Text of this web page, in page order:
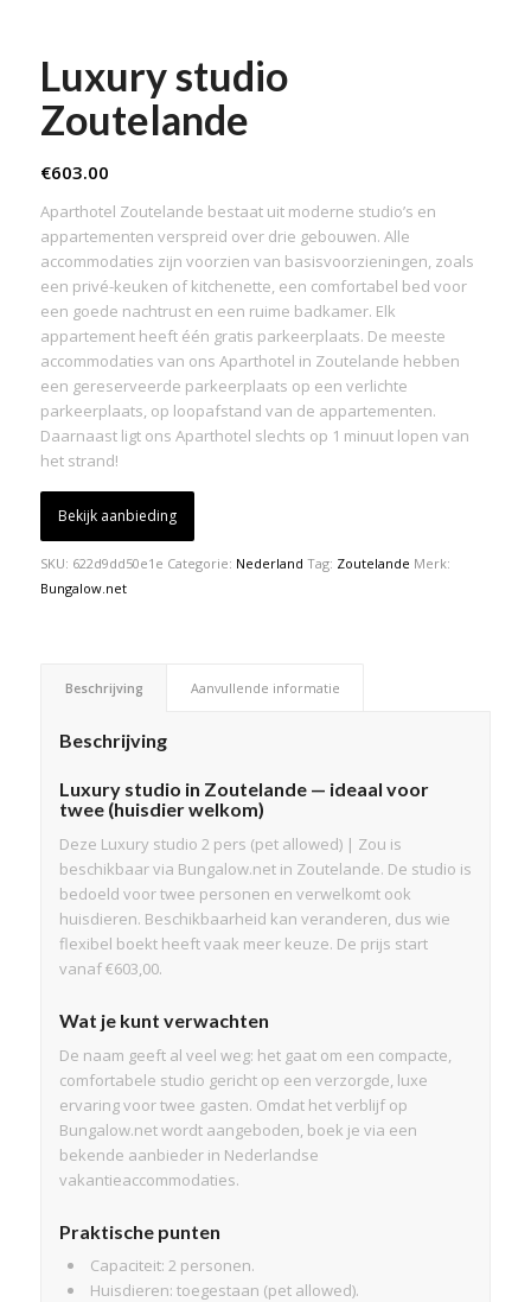
Luxury studio
Zoutelande
€603.00
Aparthotel Zoutelande bestaat uit moderne studio’s en
appartementen verspreid over drie gebouwen. Alle
accommodaties zijn voorzien van basisvoorzieningen, zoals
een privé-keuken of kitchenette, een comfortabel bed voor
een goede nachtrust en een ruime badkamer. Elk
appartement heeft één gratis parkeerplaats. De meeste
accommodaties van ons Aparthotel in Zoutelande hebben
een gereserveerde parkeerplaats op een verlichte
parkeerplaats, op loopafstand van de appartementen.
Daarnaast ligt ons Aparthotel slechts op 1 minuut lopen van
het strand!
Bekijk aanbieding
SKU: 622d9dd50e1e Categorie: Nederland Tag: Zoutelande Merk:
Bungalow.net
Beschrijving Aanvullende informatie
Beschrijving
Luxury studio in Zoutelande — ideaal voor
twee (huisdier welkom)
Deze Luxury studio 2 pers (pet allowed) | Zou is
beschikbaar via Bungalow.net in Zoutelande. De studio is
bedoeld voor twee personen en verwelkomt ook
huisdieren. Beschikbaarheid kan veranderen, dus wie
flexibel boekt heeft vaak meer keuze. De prijs start
vanaf €603,00.
Wat je kunt verwachten
De naam geeft al veel weg: het gaat om een compacte,
comfortabele studio gericht op een verzorgde, luxe
ervaring voor twee gasten. Omdat het verblijf op
Bungalow.net wordt aangeboden, boek je via een
bekende aanbieder in Nederlandse
vakantieaccommodaties.
Praktische punten
Capaciteit: 2 personen.
Huisdieren: toegestaan (pet allowed).